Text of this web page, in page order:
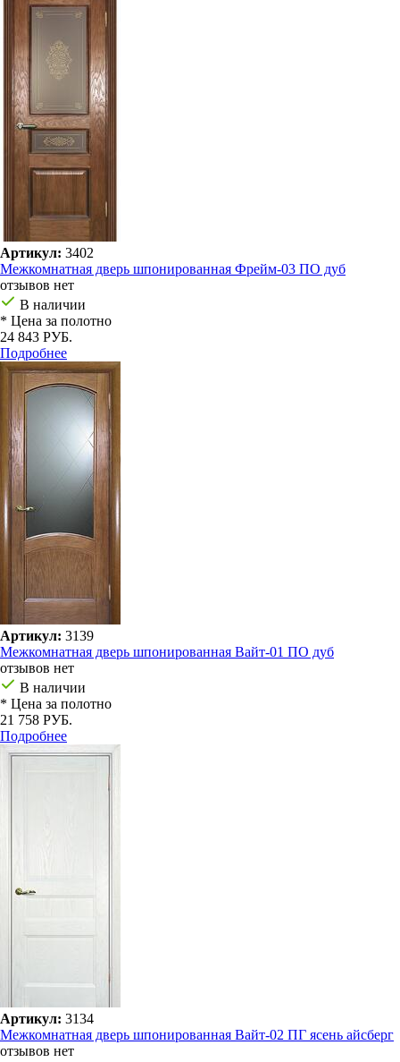
Артикул: 3402
Межкомнатная дверь шпонированная Фрейм-03 ПО дуб
отзывов нет
В наличии
* Цена за полотно
24 843 РУБ.
Подробнее
Артикул: 3139
Межкомнатная дверь шпонированная Вайт-01 ПО дуб
отзывов нет
В наличии
* Цена за полотно
21 758 РУБ.
Подробнее
Артикул: 3134
Межкомнатная дверь шпонированная Вайт-02 ПГ ясень айсберг
отзывов нет